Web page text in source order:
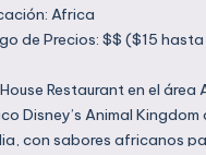
Africa
de Precios: $$ ($15
Restaurant en el área
Disney’s Animal
con sabores africanos